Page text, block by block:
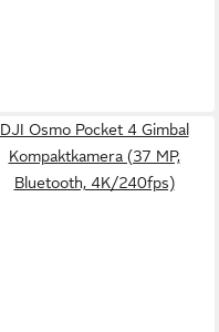
DJI Osmo Pocket 4 Gimbal
Kompaktkamera (37 MP,
Bluetooth, 4K/240fps)